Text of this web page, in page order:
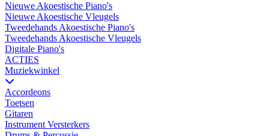
Nieuwe Akoestische Piano's
Nieuwe Akoestische Vleugels
Tweedehands Akoestische Piano's
Tweedehands Akoestische Vleugels
Digitale Piano's
ACTIES
Muziekwinkel
Accordeons
Toetsen
Gitaren
Instrument Versterkers